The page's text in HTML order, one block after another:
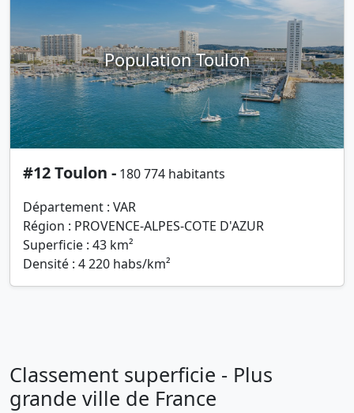
Population Toulon
#12 Toulon - 180 774 habitants
Département : VAR
Région : PROVENCE-ALPES-COTE D'AZUR
Superficie : 43 km²
Densité : 4 220 habs/km²
Classement superficie - Plus
grande ville de France